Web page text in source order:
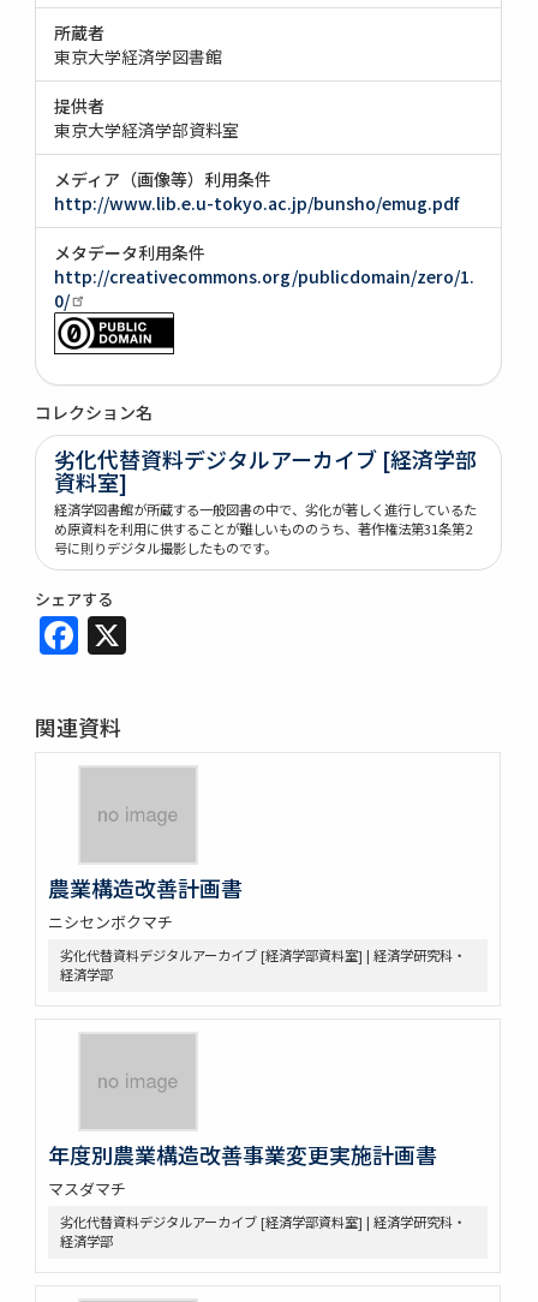
所蔵者
東京大学経済学図書館
提供者
東京大学経済学部資料室
メディア（画像等）利用条件
http://www.lib.e.u-tokyo.ac.jp/bunsho/emug.pdf
メタデータ利用条件
http://creativecommons.org/publicdomain/zero/1.
0/
コレクション名
劣化代替資料デジタルアーカイブ [経済学部
資料室]
経済学図書館が所蔵する一般図書の中で、劣化が著しく進行しているた
め原資料を利用に供することが難しいもののうち、著作権法第31条第2
号に則りデジタル撮影したものです。
シェアする
Facebook
関連資料
農業構造改善計画書
ニシセンボクマチ
劣化代替資料デジタルアーカイブ [経済学部資料室] | 経済学研究科・
経済学部
年度別農業構造改善事業変更実施計画書
マスダマチ
劣化代替資料デジタルアーカイブ [経済学部資料室] | 経済学研究科・
経済学部